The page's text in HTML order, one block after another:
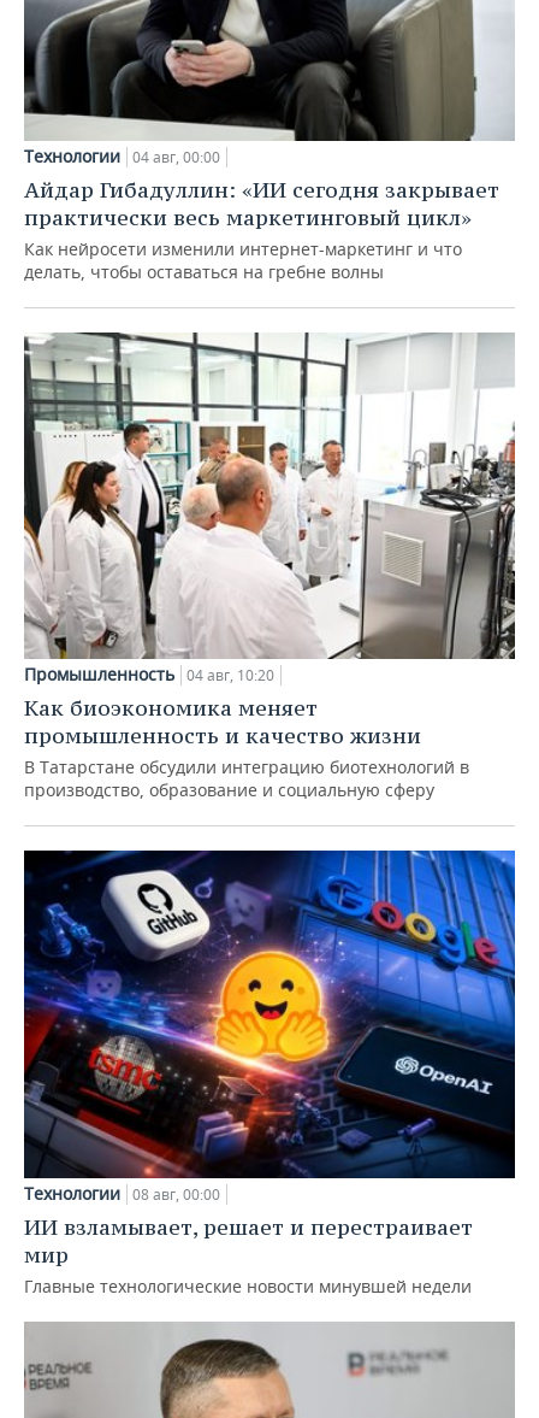
Технологии 04 авг, 00:00
Айдар Гибадуллин: «ИИ сегодня закрывает
практически весь маркетинговый цикл»
Как нейросети изменили интернет-маркетинг и что
делать, чтобы оставаться на гребне волны
Промышленность 04 авг, 10:20
Как биоэкономика меняет
промышленность и качество жизни
В Татарстане обсудили интеграцию биотехнологий в
производство, образование и социальную сферу
Технологии 08 авг, 00:00
ИИ взламывает, решает и перестраивает
мир
Главные технологические новости минувшей недели